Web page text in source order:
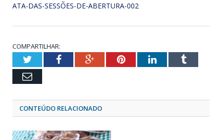
ATA-DAS-SESSÕES-DE-ABERTURA-002
COMPARTILHAR:
TwitterFacebookGoogle+PinterestLinkedInTumblr
Email
CONTEÚDO RELACIONADO